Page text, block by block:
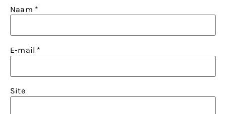
Naam *
E-mail *
Site